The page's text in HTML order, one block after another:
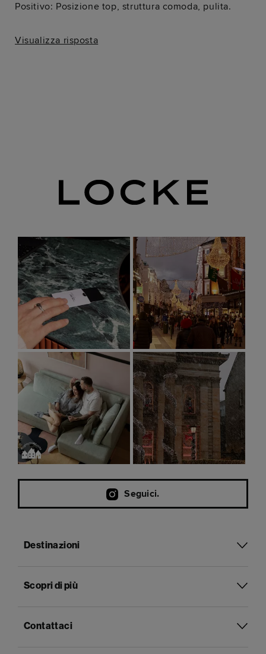
Positivo: Posizione top, struttura comoda, pulita.
Visualizza risposta
Seguici.
Destinazioni
Scopri di più
Contattaci